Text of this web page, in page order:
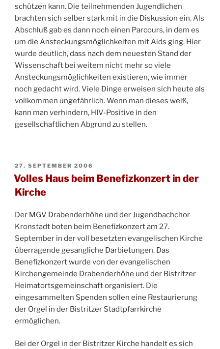
schützen kann. Die teilnehmenden Jugendlichen
brachten sich selber stark mit in die Diskussion ein. Als
Abschluß gab es dann noch einen Parcours, in dem es
um die Ansteckungsmöglichkeiten mit Aids ging. Hier
wurde deutlich, dass nach dem neuesten Stand der
Wissenschaft bei weitem nicht mehr so viele
Ansteckungsmöglichkeiten existieren, wie immer
noch gedacht wird. Viele Dinge erweisen sich heute als
vollkommen ungefährlich. Wenn man dieses weiß,
kann man verhindern, HIV-Positive in den
gesellschaftlichen Abgrund zu stellen.
VERÖFFENTLICHT
AM
27. SEPTEMBER 2006
Volles Haus beim Benefizkonzert in der
Kirche
Der MGV Drabenderhöhe und der Jugendbachchor
Kronstadt boten beim Benefizkonzert am 27.
September in der voll besetzten evangelischen Kirche
überragende gesangliche Darbietungen. Das
Benefizkonzert wurde von der evangelischen
Kirchengemeinde Drabenderhöhe und der Bistritzer
Heimatortsgemeinschaft organisiert. Die
eingesammelten Spenden sollen eine Restaurierung
der Orgel in der Bistritzer Stadtpfarrkirche
ermöglichen.
Bei der Orgel in der Bistritzer Kirche handelt es sich